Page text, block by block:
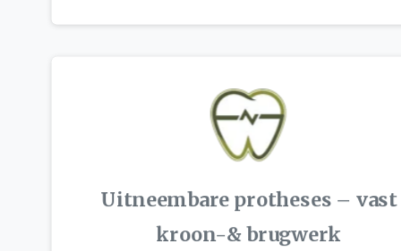
Uitneembare protheses – vast
kroon-& brugwerk